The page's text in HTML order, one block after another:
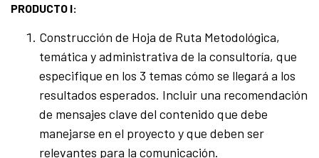
PRODUCTO I:
Construcción de Hoja de Ruta Metodológica,
temática y administrativa de la consultoría, que
especifique en los 3 temas cómo se llegará a los
resultados esperados. Incluir una recomendación
de mensajes clave del contenido que debe
manejarse en el proyecto y que deben ser
relevantes para la comunicación.